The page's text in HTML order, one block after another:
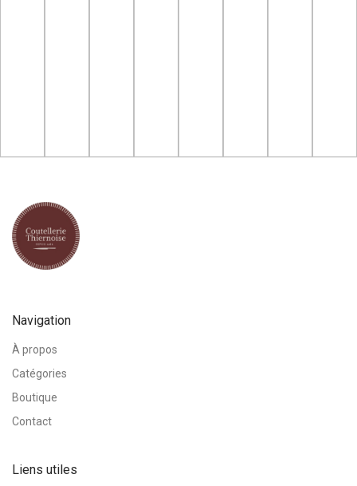
Navigation
À propos
Catégories
Boutique
Contact
Liens utiles